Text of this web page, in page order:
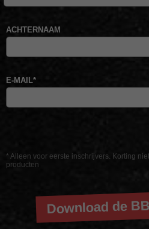
* Alleen voor eerste inschrijvers. Korting
producten
ACHTERNAAM
E-MAIL*
Download de